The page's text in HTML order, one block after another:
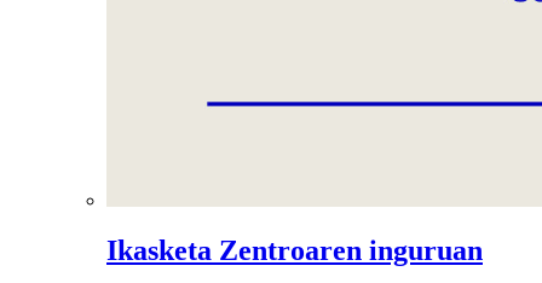
Ikasketa Zentroaren inguruan